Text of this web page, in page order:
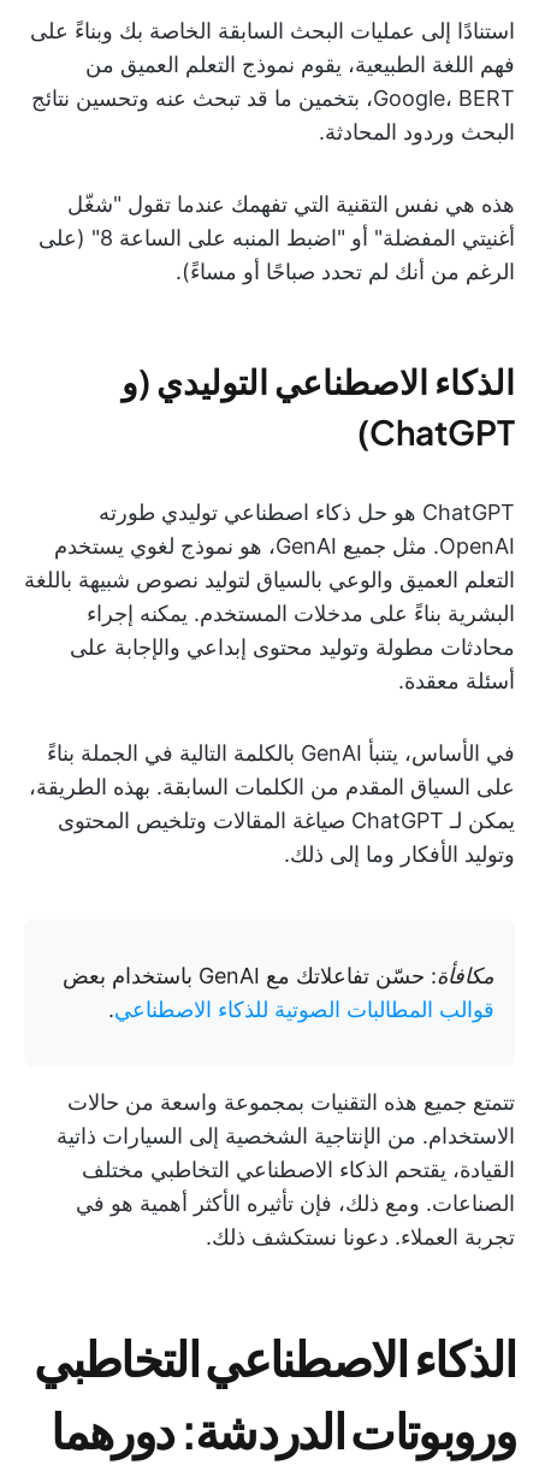
استنادًا إلى عمليات البحث السابقة الخاصة بك وبناءً على
فهم اللغة الطبيعية، يقوم نموذج التعلم العميق من
Google، BERT، بتخمين ما قد تبحث عنه وتحسين نتائج
البحث وردود المحادثة.
هذه هي نفس التقنية التي تفهمك عندما تقول "شغّل
أغنيتي المفضلة" أو "اضبط المنبه على الساعة 8" (على
الرغم من أنك لم تحدد صباحًا أو مساءً).
الذكاء الاصطناعي التوليدي (و
ChatGPT)
ChatGPT هو حل ذكاء اصطناعي توليدي طورته
OpenAI. مثل جميع GenAI، هو نموذج لغوي يستخدم
التعلم العميق والوعي بالسياق لتوليد نصوص شبيهة باللغة
البشرية بناءً على مدخلات المستخدم. يمكنه إجراء
محادثات مطولة وتوليد محتوى إبداعي والإجابة على
أسئلة معقدة.
في الأساس، يتنبأ GenAI بالكلمة التالية في الجملة بناءً
على السياق المقدم من الكلمات السابقة. بهذه الطريقة،
يمكن لـ ChatGPT صياغة المقالات وتلخيص المحتوى
وتوليد الأفكار وما إلى ذلك.
مكافأة: حسّن تفاعلاتك مع GenAI باستخدام بعض
قوالب المطالبات الصوتية للذكاء الاصطناعي.
تتمتع جميع هذه التقنيات بمجموعة واسعة من حالات
الاستخدام. من الإنتاجية الشخصية إلى السيارات ذاتية
القيادة، يقتحم الذكاء الاصطناعي التخاطبي مختلف
الصناعات. ومع ذلك، فإن تأثيره الأكثر أهمية هو في
تجربة العملاء. دعونا نستكشف ذلك.
الذكاء الاصطناعي التخاطبي
وروبوتات الدردشة: دورهما